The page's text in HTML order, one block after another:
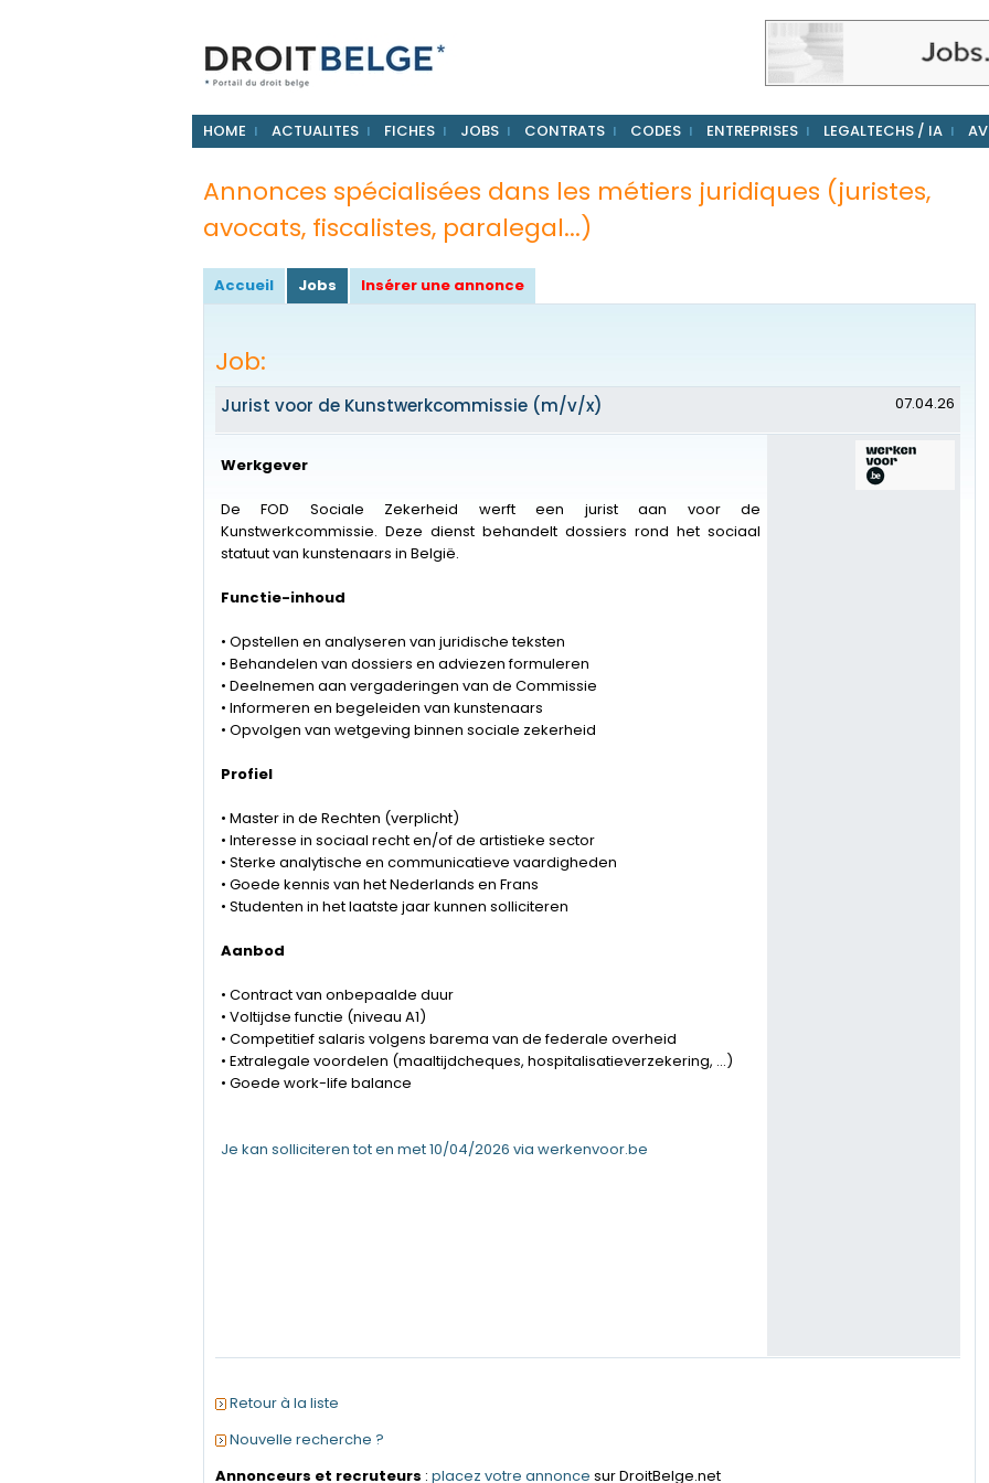
HOME ACTUALITES FICHES JOBS CONTRATS CODES ENTREPRISES LEGALTECHS / IA
Annonces spécialisées dans les métiers juridiques (juristes,
avocats, fiscalistes, paralegal...)
Accueil Jobs Insérer une annonce
Job:
Jurist voor de Kunstwerkcommissie (m/v/x) 07.04.26
Werkgever
De FOD Sociale Zekerheid werft een jurist aan voor de
Kunstwerkcommissie. Deze dienst behandelt dossiers rond het sociaal
statuut van kunstenaars in België.
Functie-inhoud
• Opstellen en analyseren van juridische teksten
• Behandelen van dossiers en adviezen formuleren
• Deelnemen aan vergaderingen van de Commissie
• Informeren en begeleiden van kunstenaars
• Opvolgen van wetgeving binnen sociale zekerheid
Profiel
• Master in de Rechten (verplicht)
• Interesse in sociaal recht en/of de artistieke sector
• Sterke analytische en communicatieve vaardigheden
• Goede kennis van het Nederlands en Frans
• Studenten in het laatste jaar kunnen solliciteren
Aanbod
• Contract van onbepaalde duur
• Voltijdse functie (niveau A1)
• Competitief salaris volgens barema van de federale overheid
• Extralegale voordelen (maaltijdcheques, hospitalisatieverzekering, …)
• Goede work-life balance
Je kan solliciteren tot en met 10/04/2026 via werkenvoor.be
Retour à la liste
Nouvelle recherche ?
Annonceurs et recruteurs : placez votre annonce sur DroitBelge.net